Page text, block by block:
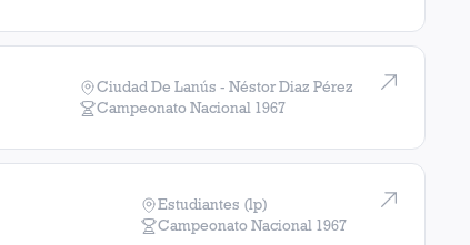
Ciudad De Lanús - Néstor Diaz Pérez
Campeonato Nacional 1967
Estudiantes (lp)
Campeonato Nacional 1967